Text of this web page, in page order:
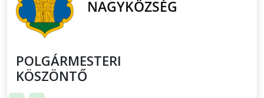
POLGÁRMESTERI
KÖSZÖNTŐ